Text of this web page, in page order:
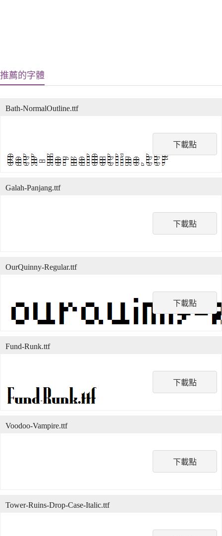
推薦的字體
下載點
Bath-NormalOutline.ttf
下載點
Galah-Panjang.ttf
下載點
OurQuinny-Regular.ttf
下載點
Fund-Runk.ttf
下載點
Voodoo-Vampire.ttf
Tower-Ruins-Drop-Case-Italic.ttf